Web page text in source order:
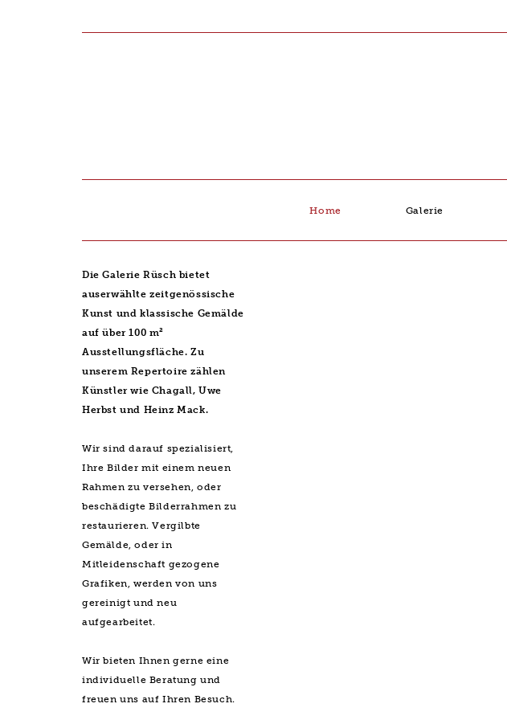
Home Galerie
Die Galerie Rüsch bietet
auserwählte zeitgenössische
Kunst und klassische Gemälde
auf über 100 m²
Ausstellungsfläche. Zu
unserem Repertoire zählen
Künstler wie Chagall, Uwe
Herbst und Heinz Mack.
Wir sind darauf spezialisiert,
Ihre Bilder mit einem neuen
Rahmen zu versehen, oder
beschädigte Bilderrahmen zu
restaurieren. Vergilbte
Gemälde, oder in
Mitleidenschaft gezogene
Grafiken, werden von uns
gereinigt und neu
aufgearbeitet.
Wir bieten Ihnen gerne eine
individuelle Beratung und
freuen uns auf Ihren Besuch.